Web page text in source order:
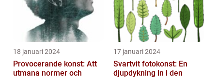
18 januari 2024
Provocerande konst: Att
utmana normer och
17 januari 2024
Svartvit fotokonst: En
djupdykning in i den